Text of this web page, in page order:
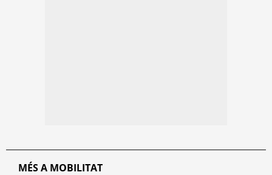
MÉS A MOBILITAT